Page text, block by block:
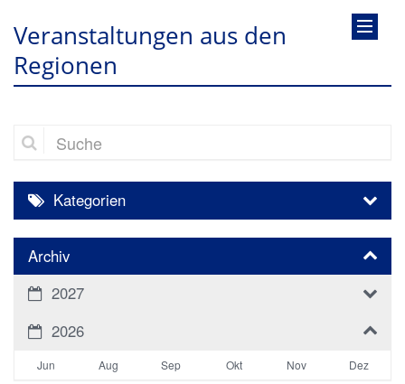
Veranstaltungen aus den
Regionen
Suche
Kategorien
Archiv
2027
2026
Jun Aug Sep Okt Nov Dez